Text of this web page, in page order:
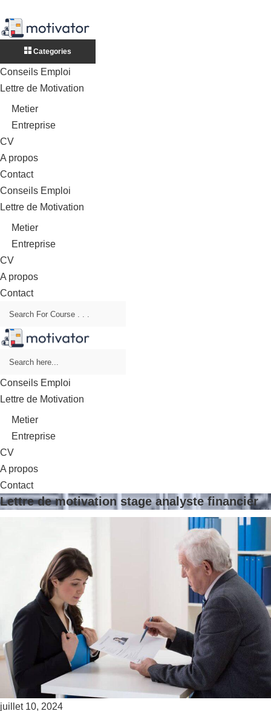
Categories
Conseils Emploi
Lettre de Motivation
Metier
Entreprise
CV
A propos
Contact
Conseils Emploi
Lettre de Motivation
Metier
Entreprise
CV
A propos
Contact
Conseils Emploi
Lettre de Motivation
Metier
Entreprise
CV
A propos
Contact
Lettre de motivation stage analyste financier
juillet 10, 2024